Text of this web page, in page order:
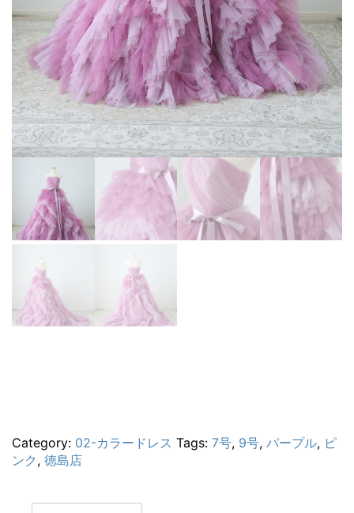
Category: 02-カラードレス Tags: 7号, 9号, パープル, ピ
ンク , 徳島店